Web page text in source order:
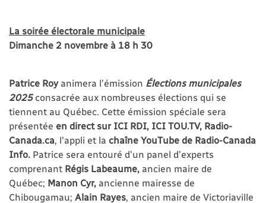
La soirée électorale municipale
Dimanche 2 novembre à 18 h 30
​Patrice Royanimera l’émission Élections municipales
2025consacrée aux nombreuses élections qui se
tiennent au Québec. Cette émission spéciale sera
présentée en direct sur ICI RDI, ICI TOU.TV, Radio-
Canada.ca , l'appli et la chaîne YouTube de Radio-Canada
Info. Patrice sera entouré d’un panel d’experts
comprenant Régis Labeaume, ancien maire de
Québec; Manon Cyr, ancienne mairesse de
Chibougamau; Alain Rayes , ancien maire de Victoriaville